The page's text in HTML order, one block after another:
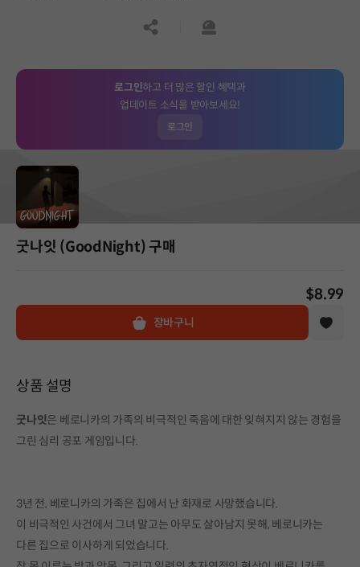
공유하기신고하기
로그인하고 더 많은 할인 혜택과
업데이트 소식을 받아보세요!
로그인
굿나잇 (GoodNight) 구매
$8.99
장바구니
상품 설명
굿나잇은 베로니카의 가족의 비극적인 죽음에 대한 잊혀지지 않는 경험을
그린 심리 공포 게임입니다.
3년 전, 베로니카의 가족은 집에서 난 화재로 사망했습니다.
이 비극적인 사건에서 그녀 말고는 아무도 살아남지 못해, 베로니카는
다른 집으로 이사하게 되었습니다.